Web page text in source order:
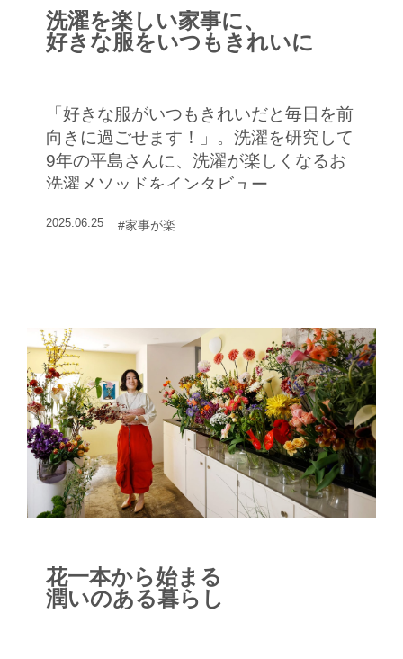
洗濯を楽しい家事に、
好きな服をいつもきれいに
「好きな服がいつもきれいだと毎日を前
向きに過ごせます！」。洗濯を研究して
9年の平島さんに、洗濯が楽しくなるお
洗濯メソッドをインタビュー
2025.06.25 #家事が楽
花一本から始まる
潤いのある暮らし